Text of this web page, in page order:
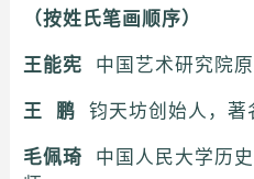
（按姓氏笔画顺序）
王能宪 中国艺术研究院原
王 鹏钧天坊创始人，著
毛佩琦 中国人民大学历